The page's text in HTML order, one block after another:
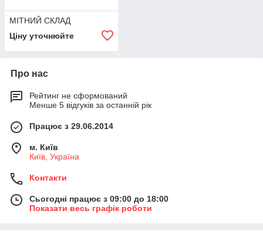
МІТНИЙ СКЛАД
Ціну уточнюйте
Про нас
Рейтинг не сформований
Менше 5 відгуків за останній рік
Працює з 29.06.2014
м. Київ
Київ, Україна
Контакти
Сьогодні працює з 09:00 до 18:00
Показати весь графік роботи